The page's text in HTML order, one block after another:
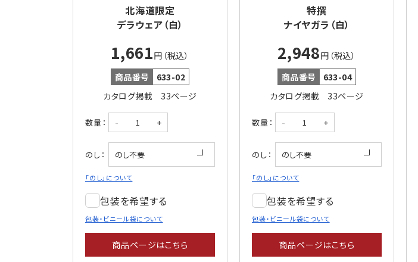
北海道限定
デラウェア（白）
1,661円（税込）
商品番号
633-02
カタログ掲載 33ページ
数量： - +
のし：
「のし」について
包装を希望する
包装・ビニール袋について
商品ページはこちら
特撰
ナイヤガラ（白）
2,948円（税込）
商品番号
633-04
カタログ掲載 33ページ
数量： - +
のし：
「のし」について
包装を希望する
包装・ビニール袋について
商品ページはこちら